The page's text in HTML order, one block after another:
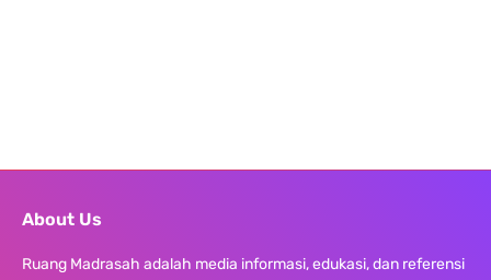
About Us
Ruang Madrasah adalah media informasi, edukasi, dan referensi